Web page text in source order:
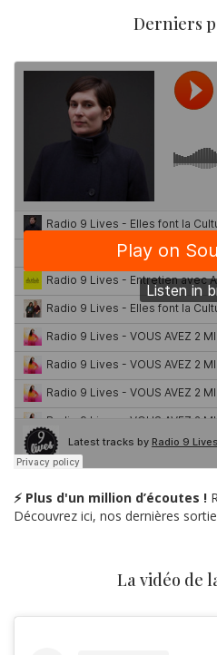
Derniers
⚡ Plus d'un million d’écoutes !
Découvrez ici, nos dernières
La vidéo de